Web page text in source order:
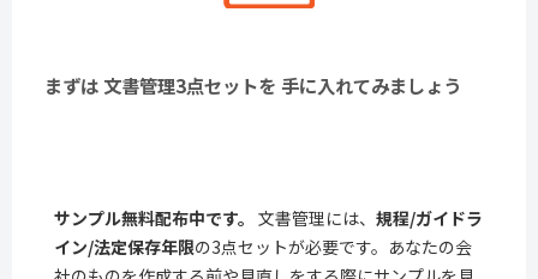
まずは 文書管理3点セットを 手に入れてみましょう
サンプル無料配布中です。 文書管理には、 規程/ガイドラ
イン/法定保存年限の3点セットが必要です。あなたの会